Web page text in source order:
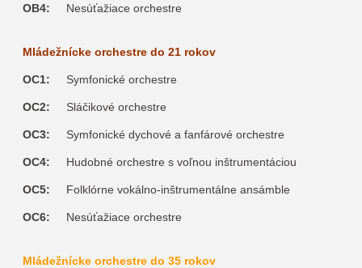
OB4: Nesúťažiace orchestre
Mládežnícke orchestre do 21 rokov
OC1: Symfonické orchestre
OC2: Sláčikové orchestre
OC3: Symfonické dychové a fanfárové orchestre
OC4: Hudobné orchestre s voľnou inštrumentáciou
OC5: Folklórne vokálno-inštrumentálne ansámble
OC6: Nesúťažiace orchestre
Mládežnícke orchestre do 35 rokov